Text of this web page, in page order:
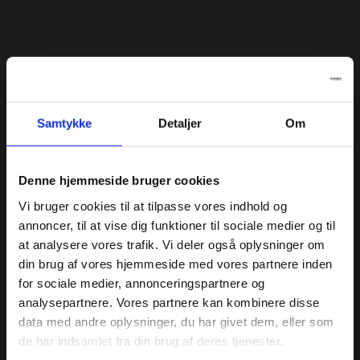
Samtykke Detaljer Om
Denne hjemmeside bruger cookies
Vi bruger cookies til at tilpasse vores indhold og
annoncer, til at vise dig funktioner til sociale medier og til
at analysere vores trafik. Vi deler også oplysninger om
din brug af vores hjemmeside med vores partnere inden
for sociale medier, annonceringspartnere og
analysepartnere. Vores partnere kan kombinere disse
data med andre oplysninger, du har givet dem, eller som
de har indsamlet fra din brug af deres tjenester.
Vindere
gennem årene
Hvert navn på denne liste har bevist sit håndværk foran
landets skarpeste dommere — i en blind smagstest
ingen kan købe sig til.
5 20k+ 3